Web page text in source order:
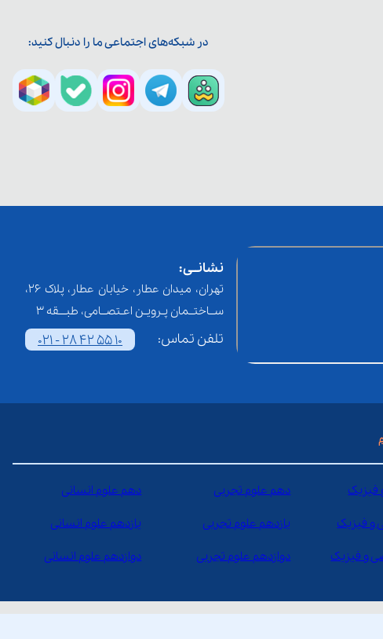
در شبکه‌های اجتماعی ما را دنبال کنید:
نشانــی:
تهران، میدان عطار، خیابان عطار، پلاک 26،
ســاختــمان پـرویـن اعـتصــامی، طبـــقه 3
تلفن تماس: 021 - 28 42 55 10
فیزیک دهم علوم تجربی دهم علوم انسانی
و فیزیک یازدهم علوم تجربی یازدهم علوم انسانی
و فیزیک دوازدهم علوم تجربی دوازدهم علوم انسانی